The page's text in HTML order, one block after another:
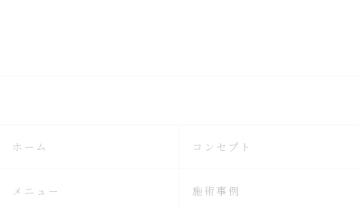
ホーム コンセプト
メニュー 施術事例